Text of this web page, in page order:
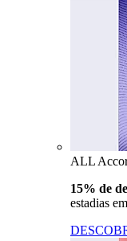
ALL
15% de
estadias